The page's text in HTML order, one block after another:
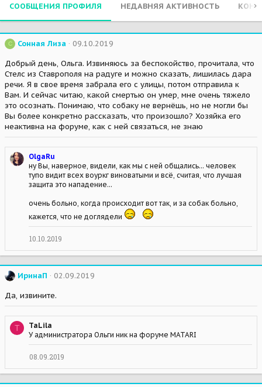
СООБЩЕНИЯ ПРОФИЛЯ НЕДАВНЯЯ АКТИВНОСТЬ
С Сонная Лиза 09.10.2019
Добрый день, Ольга. Извиняюсь за беспокойство, прочитала, что
Стелс из Ставрополя на радуге и можно сказать, лишилась дара
речи. Я в свое время забрала его с улицы, потом отправила к
Вам. И сейчас читаю, какой смертью он умер, мне очень тяжело
это осознать. Понимаю, что собаку не вернёшь, но не могли бы
Вы более конкретно рассказать, что произошло? Хозяйка его
неактивна на форуме, как с ней связаться, не знаю
OlgaRu
ну Вы, наверное, видели, как мы с ней общались... человек
тупо видит всех воуркг виноватыми и всё, считая, что лучшая
защита это нападение...
очень больно, когда происходит вот так, и за собак больно,
кажется, что не доглядели
10.10.2019
ИринаП 02.09.2019
Да, извините.
T
TaLila
У администратора Ольги ник на форуме MATARI
08.09.2019